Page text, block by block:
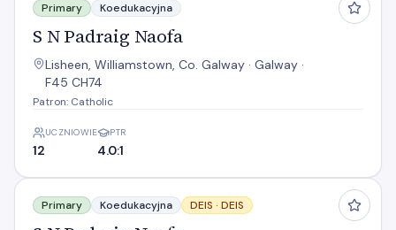
Primary Koedukacyjna
S N Padraig Naofa
Lisheen, Williamstown, Co. Galway · Galway ·
F45 CH74
Patron: Catholic
UCZNIOWIE
12
PTR
4.0:1
S N Padraig Naofa
Primary Koedukacyjna DEIS · DEIS